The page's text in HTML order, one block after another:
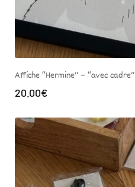
Affiche “Hermine” – “avec cadre”
20.00€